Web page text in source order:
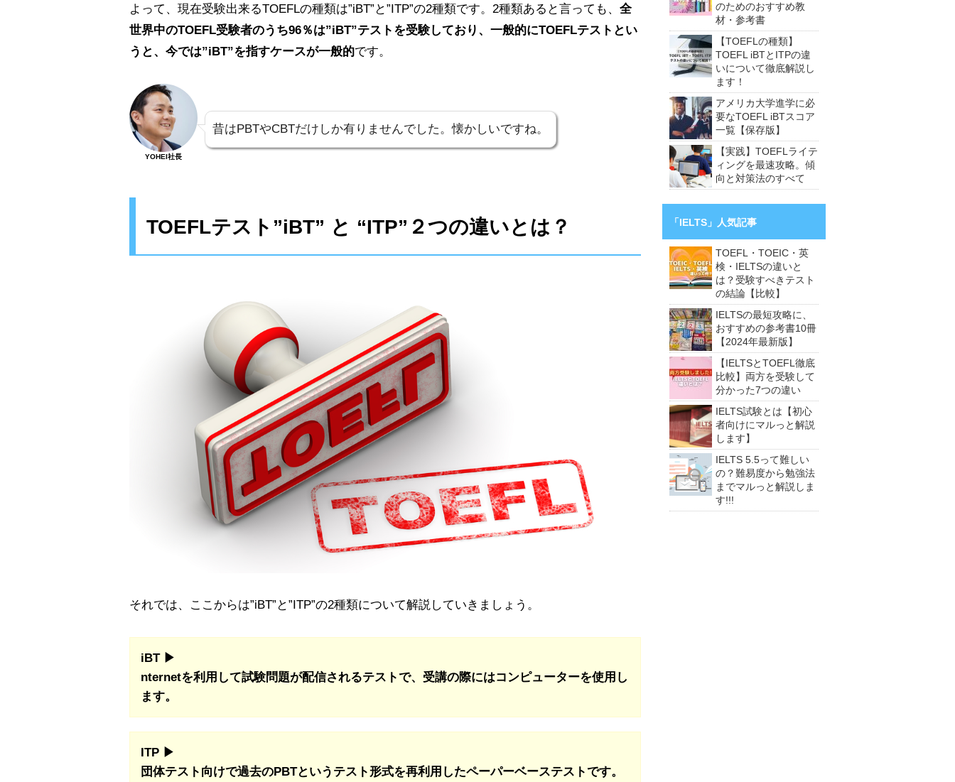
よって、現在受験出来るTOEFLの種類は”iBT”と”ITP”の2種類です。2種類あると言っても、 全
世界中のTOEFL受験者のうち96％は”iBT”テストを受験しており、一般的にTOEFLテストとい
うと、今では”iBT”を指すケースが一般的です。
YOHEI社長
昔はPBTやCBTだけしか有りませんでした。懐かしいですね。
TOEFLテスト”iBT” と “ITP”２つの違いとは？
それでは、ここからは”iBT”と”ITP”の2種類について解説していきましょう。
iBT ▶︎
nternetを利用して試験問題が配信されるテストで、受講の際にはコンピューターを使用し
ます。
ITP ▶︎
団体テスト向けで過去のPBTというテスト形式を再利用したペーパーベーステストです。
のためのおすすめ教
材・参考書
【TOEFLの種類】
TOEFL iBTとITPの違
いについて徹底解説し
ます！
アメリカ大学進学に必
要なTOEFL iBTスコア
一覧【保存版】
【実践】TOEFLライテ
ィングを最速攻略。傾
向と対策法のすべて
「IELTS」人気記事
TOEFL・TOEIC・英
検・IELTSの違いと
は？受験すべきテスト
の結論【比較】
IELTSの最短攻略に、
おすすめの参考書10冊
【2024年最新版】
【IELTSとTOEFL徹底
比較】両方を受験して
分かった7つの違い
IELTS試験とは【初心
者向けにマルっと解説
します】
IELTS 5.5って難しい
の？難易度から勉強法
までマルっと解説しま
す!!!